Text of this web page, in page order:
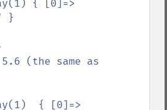
}
(the same as